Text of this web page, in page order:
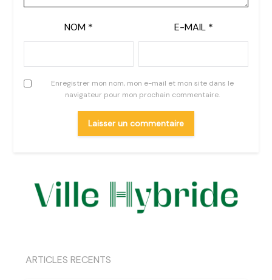
NOM * E-MAIL *
Enregistrer mon nom, mon e-mail et mon site dans le
navigateur pour mon prochain commentaire.
ARTICLES RECENTS